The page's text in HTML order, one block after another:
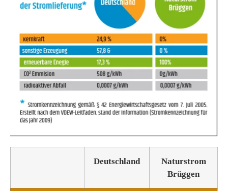
Deutschland
Naturstrom
Brüggen